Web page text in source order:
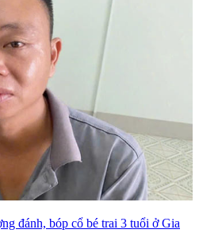
đánh, bóp cổ bé trai 3 tuổi ở Gia